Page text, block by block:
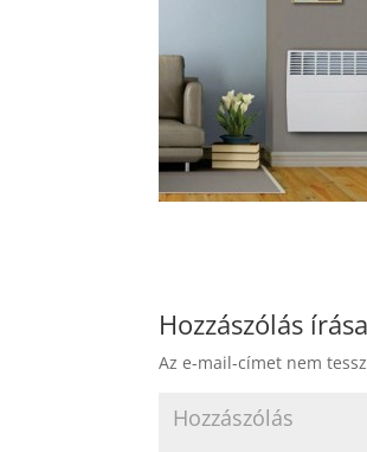
Hozzászólás írása
Az e-mail-címet nem